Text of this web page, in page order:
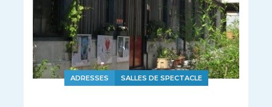
ADRESSES SALLES DE SPECTACLE